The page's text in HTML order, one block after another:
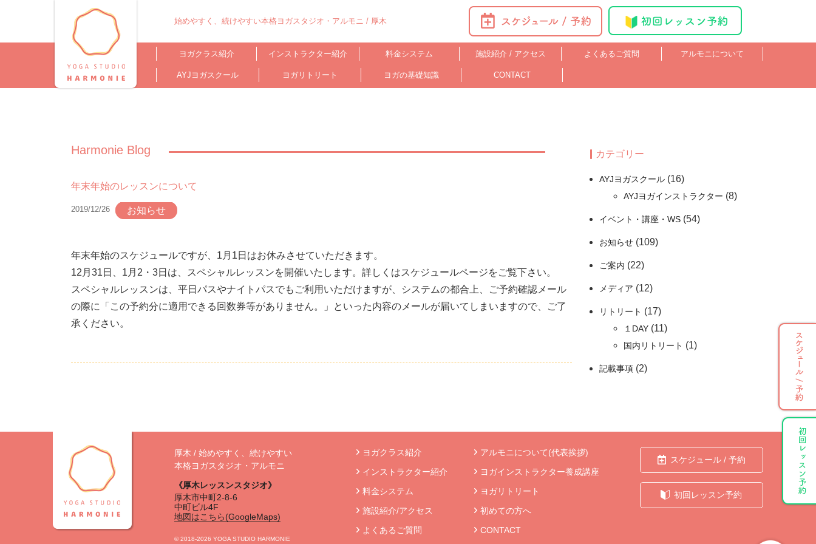
始めやすく、続けやすい本格ヨガスタジオ・アルモニ / 厚木
ヨガクラス紹介 インストラクター紹介 料金システム 施設紹介 / アクセス よくあるご質問 アルモニについて
AYJヨガスクール ヨガリトリート ヨガの基礎知識 CONTACT
Harmonie Blog
年末年始のレッスンについて
2019/12/26 お知らせ
年末年始のスケジュールですが、1月1日はお休みさせていただきます。
12月31日、1月2・3日は、スペシャルレッスンを開催いたします。詳しくはスケジュールページをご覧下さい。
スペシャルレッスンは、平日パスやナイトパスでもご利用いただけますが、システムの都合上、ご予約確認メール
の際に「この予約分に適用できる回数券等がありません。」といった内容のメールが届いてしまいますので、ご了
承ください。
カテゴリー
AYJヨガスクール (16)
AYJヨガインストラクター (8)
イベント・講座・WS (54)
お知らせ (109)
ご案内 (22)
メディア (12)
リトリート (17)
１DAY (11)
国内リトリート (1)
記載事項 (2)
ヨガクラス紹介
インストラクター紹介
料金システム
施設紹介/アクセス
よくあるご質問
アルモニについて(代表挨拶)
ヨガインストラクター養成講座
ヨガリトリート
初めての方へ
CONTACT
スケジュール / 予約
初回レッスン予約
厚木 / 始めやすく、続けやすい
本格ヨガスタジオ・アルモニ
《厚木レッスンスタジオ》
厚木市中町2-8-6
中町ビル4F
地図はこちら(GoogleMaps)
©︎ 2018-2026 YOGA STUDIO HARMONIE